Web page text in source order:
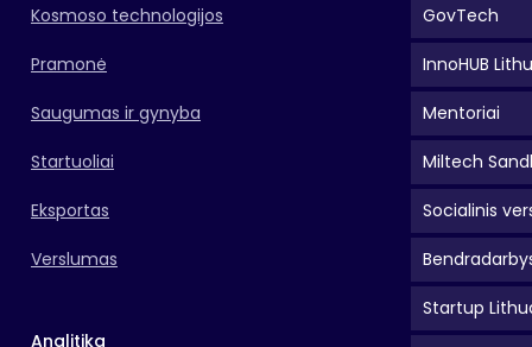
Kosmoso technologijos
Pramonė
Saugumas ir gynyba
Startuoliai
Eksportas
Verslumas
Analitika
GovTech
InnoHUB
Mentoriai
Miltech
Socialinis
Startup